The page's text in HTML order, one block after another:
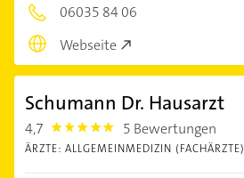
06035 84 06
Webseite
Schumann Dr. Hausarzt
4,7 4.7000003 5 Bewertungen
ÄRZTE: ALLGEMEINMEDIZIN (FACHÄRZTE)